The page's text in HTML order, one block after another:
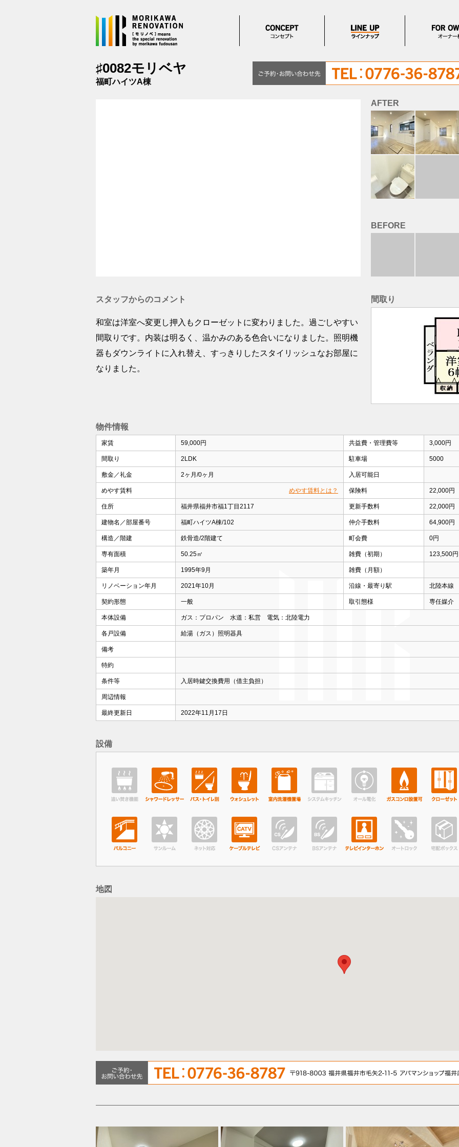
♯0082モリベヤ
福町ハイツA棟
AFTER
BEFORE
スタッフからのコメント
和室は洋室へ変更し押入もクローゼットに変わりました。過ごしやすい
間取りです。内装は明るく、温かみのある色合いになりました。照明機
器もダウンライトに入れ替え、すっきりしたスタイリッシュなお部屋に
なりました。
間取り
物件情報
家賃 59,000円 共益費・管理費等 3,000円
間取り 2LDK 駐車場 5000
敷金／礼金 2ヶ月/0ヶ月 入居可能日
めやす賃料 めやす賃料とは？ 保険料 22,000円
住所 福井県福井市福1丁目2117 更新手数料 22,000円
建物名／部屋番号 福町ハイツA棟/102 仲介手数料 64,900円
構造／階建 鉄骨造/2階建て 町会費 0円
専有面積 50.25㎡ 雑費（初期） 123,500円
築年月 1995年9月 雑費（月額）
リノベーション年月 2021年10月 沿線・最寄り駅 北陸本線
契約形態 一般 取引態様 専任媒介
本体設備 ガス：プロパン 水道：私営 電気：北陸電力
各戸設備 給湯（ガス）照明器具
備考
特約
条件等 入居時鍵交換費用（借主負担）
周辺情報
最終更新日 2022年11月17日
設備
地図